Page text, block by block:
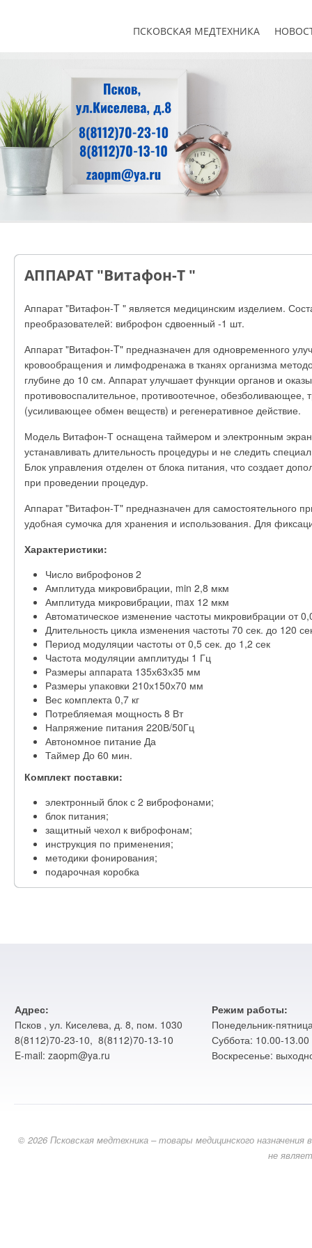
ПСКОВСКАЯ МЕДТЕХНИКА
АППАРАТ "Витафон-T "
Аппарат "Витафон-T " является медицинским изделием.
преобразователей: виброфон сдвоенный -1 шт.
Аппарат "Витафон-T" предназначен для одновременного
кровообращения и лимфодренажа в тканях организма
глубине до 10 см. Аппарат улучшает функции органов и
противовоспалительное, противоотечное, обезболивающее,
(усиливающее обмен веществ) и регенеративное действие.
Модель Витафон-Т оснащена таймером и электронным
устанавливать длительность процедуры и не следить
Блок управления отделен от блока питания, что создает
при проведении процедур.
Аппарат "Витафон-Т" предназначен для самостоятельного
удобная сумочка для хранения и использования. Для
Характеристики:
Число виброфонов 2
Амплитуда микровибрации, min 2,8 мкм
Амплитуда микровибрации, max 12 мкм
Автоматическое изменение частоты микровибрации от
Длительность цикла изменения частоты 70 сек. до 120
Период модуляции частоты от 0,5 сек. до 1,2 сек
Частота модуляции амплитуды 1 Гц
Размеры аппарата 135х63х35 мм
Размеры упаковки 210х150х70 мм
Вес комплекта 0,7 кг
Потребляемая мощность 8 Вт
Напряжение питания 220В/50Гц
Автономное питание Да
Таймер До 60 мин.
Комплект поставки:
электронный блок с 2 виброфонами;
блок питания;
защитный чехол к виброфонам;
инструкция по применения;
методики фонирования;
подарочная коробка
Адрес:
Псков , ул. Киселева, д. 8, пом. 1030
8(8112)70-23-10, 8(8112)70-13-10
E-mail: zaopm@ya.ru
Режим работы:
Понедельник-
Суббота: 10.00-13.00
Воскресенье:
© 2026 Псковская медтехника – товары медицинского
не